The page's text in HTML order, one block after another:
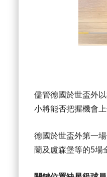
儘管德國於世盃外
小將能否把握機會
德國於世盃外第一
蘭及盧森堡等的5場